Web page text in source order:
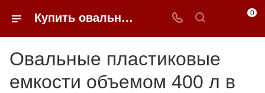
Купить овальные пластиковые емкости объемом 400 л в Санкт-Петербурге | 0FFER 0
Овальные пластиковые
емкости объемом 400 л в